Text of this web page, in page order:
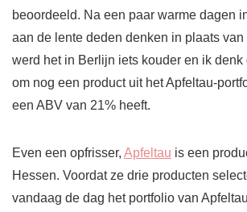
beoordeeld. Na een paar warme dagen
aan de lente deden denken in plaats van
werd het in Berlijn iets kouder en ik denk
om nog een product uit het Apfeltau-
een ABV van 21% heeft.
Even een opfrisser, Apfeltau is een
Hessen. Voordat ze drie producten
vandaag de dag het portfolio van